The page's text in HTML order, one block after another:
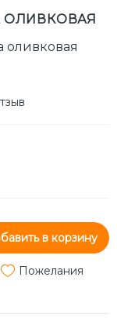
ОЛИВКОВАЯ
оливковая
в корзину
Пожелания